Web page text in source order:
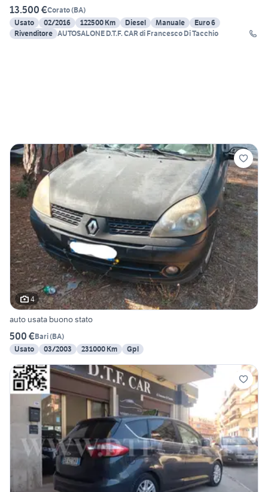
13.500 €Corato(BA)
Usato
02/2016 122500 Km Diesel Manuale
Euro 6
Rivenditore AUTOSALONE D.T.F. CAR di Francesco Di Tacchio
4
auto usata buono stato
500 €Bari(BA)
Usato
03/2003 231000 Km Gpl